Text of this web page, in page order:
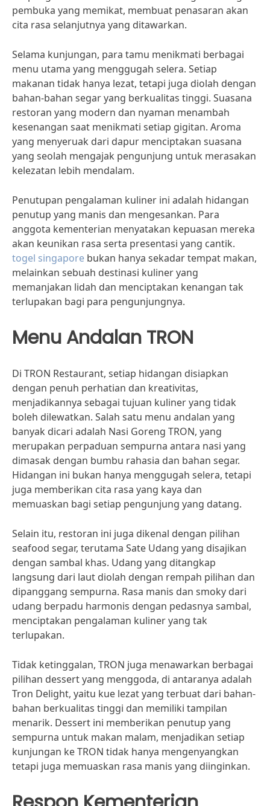
pembuka yang memikat, membuat penasaran akan
cita rasa selanjutnya yang ditawarkan.
Selama kunjungan, para tamu menikmati berbagai
menu utama yang menggugah selera. Setiap
makanan tidak hanya lezat, tetapi juga diolah dengan
bahan-bahan segar yang berkualitas tinggi. Suasana
restoran yang modern dan nyaman menambah
kesenangan saat menikmati setiap gigitan. Aroma
yang menyeruak dari dapur menciptakan suasana
yang seolah mengajak pengunjung untuk merasakan
kelezatan lebih mendalam.
Penutupan pengalaman kuliner ini adalah hidangan
penutup yang manis dan mengesankan. Para
anggota kementerian menyatakan kepuasan mereka
akan keunikan rasa serta presentasi yang cantik.
togel singapore bukan hanya sekadar tempat makan,
melainkan sebuah destinasi kuliner yang
memanjakan lidah dan menciptakan kenangan tak
terlupakan bagi para pengunjungnya.
Menu Andalan TRON
Di TRON Restaurant, setiap hidangan disiapkan
dengan penuh perhatian dan kreativitas,
menjadikannya sebagai tujuan kuliner yang tidak
boleh dilewatkan. Salah satu menu andalan yang
banyak dicari adalah Nasi Goreng TRON, yang
merupakan perpaduan sempurna antara nasi yang
dimasak dengan bumbu rahasia dan bahan segar.
Hidangan ini bukan hanya menggugah selera, tetapi
juga memberikan cita rasa yang kaya dan
memuaskan bagi setiap pengunjung yang datang.
Selain itu, restoran ini juga dikenal dengan pilihan
seafood segar, terutama Sate Udang yang disajikan
dengan sambal khas. Udang yang ditangkap
langsung dari laut diolah dengan rempah pilihan dan
dipanggang sempurna. Rasa manis dan smoky dari
udang berpadu harmonis dengan pedasnya sambal,
menciptakan pengalaman kuliner yang tak
terlupakan.
Tidak ketinggalan, TRON juga menawarkan berbagai
pilihan dessert yang menggoda, di antaranya adalah
Tron Delight, yaitu kue lezat yang terbuat dari bahan-
bahan berkualitas tinggi dan memiliki tampilan
menarik. Dessert ini memberikan penutup yang
sempurna untuk makan malam, menjadikan setiap
kunjungan ke TRON tidak hanya mengenyangkan
tetapi juga memuaskan rasa manis yang diinginkan.